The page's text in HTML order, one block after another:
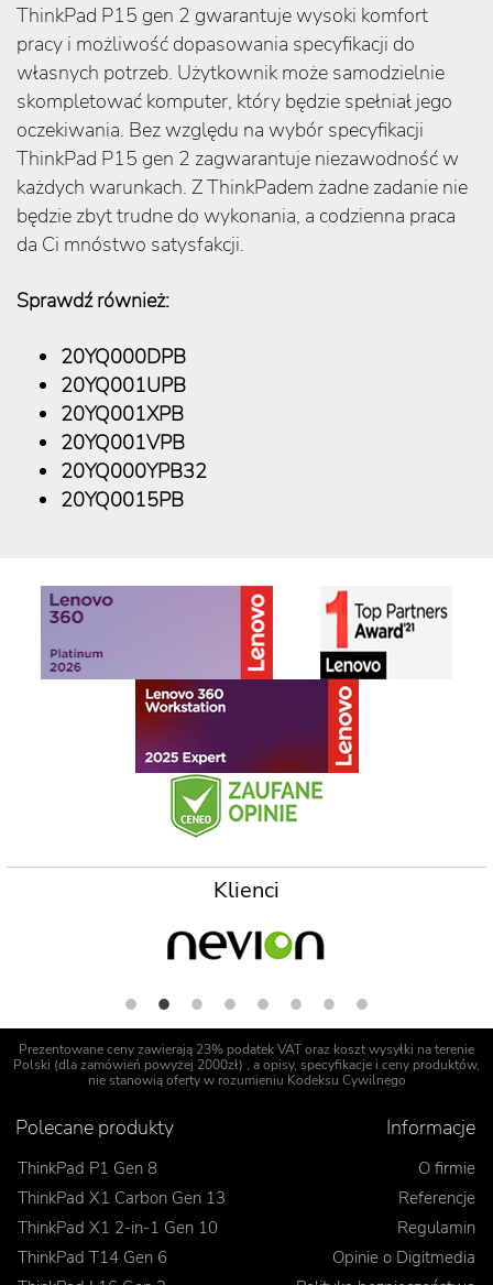
ThinkPad P15 gen 2 gwarantuje wysoki komfort
pracy i możliwość dopasowania specyfikacji do
własnych potrzeb. Użytkownik może samodzielnie
skompletować komputer, który będzie spełniał jego
oczekiwania. Bez względu na wybór specyfikacji
ThinkPad P15 gen 2 zagwarantuje niezawodność w
każdych warunkach. Z ThinkPadem żadne zadanie nie
będzie zbyt trudne do wykonania, a codzienna praca
da Ci mnóstwo satysfakcji.
Sprawdź również:
20YQ000DPB
20YQ001UPB
20YQ001XPB
20YQ001VPB
20YQ000YPB32
20YQ0015PB
Klienci
Prezentowane ceny zawierają 23% podatek VAT oraz koszt wysyłki na terenie
Polski (dla zamówień powyżej 2000zł) , a opisy, specyfikacje i ceny produktów,
nie stanowią oferty w rozumieniu Kodeksu Cywilnego
Polecane produkty
ThinkPad P1 Gen 8
ThinkPad X1 Carbon Gen 13
ThinkPad X1 2-in-1 Gen 10
ThinkPad T14 Gen 6
Informacje
O firmie
Referencje
Regulamin
Opinie o Digitmedia